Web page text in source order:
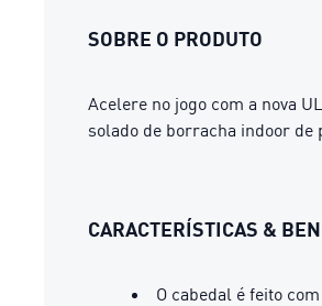
SOBRE O PRODUTO
Acelere no jogo com a nova
solado de borracha indoor de
CARACTERÍSTICAS &
O cabedal é feito